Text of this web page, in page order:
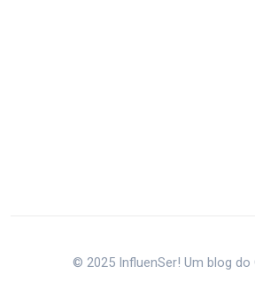
© 2025 InfluenSer! Um blog do